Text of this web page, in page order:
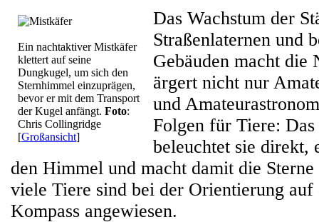
Ein nachtaktiver Mistkäfer
klettert auf seine
Dungkugel, um sich den
Sternhimmel einzuprägen,
bevor er mit dem Transport
der Kugel anfängt. Foto:
Chris Collingridge
[Großansicht]
Das Wachstum der
Straßenlaternen und
Gebäuden macht die
ärgert nicht nur
und
Folgen für Tiere:
beleuchtet sie direkt,
den Himmel und macht damit die
viele Tiere sind bei der Orientierung auf
Kompass angewiesen.